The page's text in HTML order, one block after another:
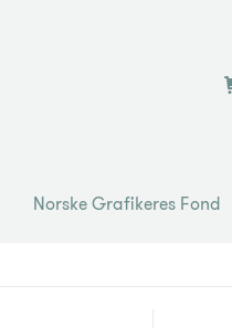
Norske Grafikeres Fond